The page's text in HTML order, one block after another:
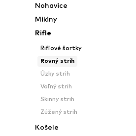
Nohavice
Mikiny
Rifle
Rifľové šortky
Rovný strih
Úzky strih
Voľný strih
Skinny strih
Zúžený strih
Košele